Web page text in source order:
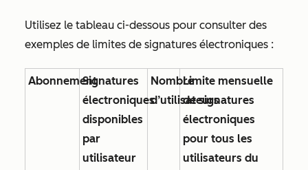
Utilisez le tableau ci-dessous pour consulter des
exemples de limites de signatures électroniques :
AbonnementSignatures
électroniques
disponibles
par
utilisateur
Nombre
d’utilisateurs
Limite mensuelle
de signatures
électroniques
pour tous les
utilisateurs du